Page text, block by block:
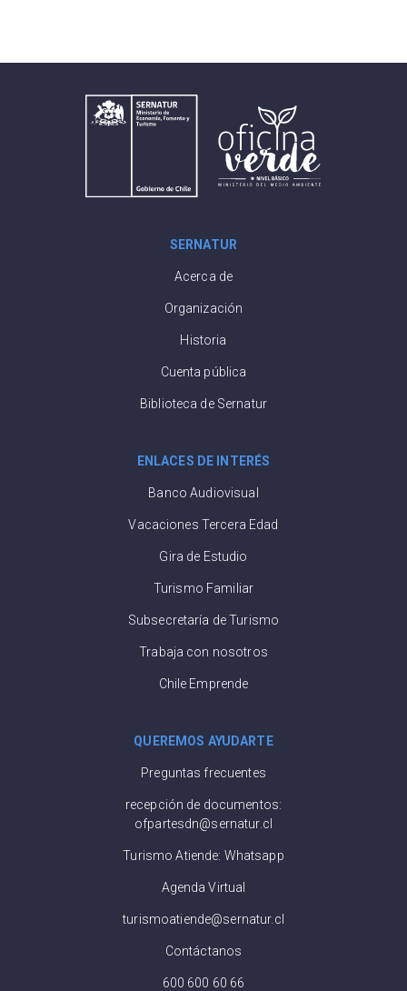
SERNATUR
Acerca de
Organización
Historia
Cuenta pública
Biblioteca de Sernatur
ENLACES DE INTERÉS
Banco Audiovisual
Vacaciones Tercera Edad
Gira de Estudio
Turismo Familiar
Subsecretaría de Turismo
Trabaja con nosotros
Chile Emprende
QUEREMOS AYUDARTE
Preguntas frecuentes
recepción de documentos:
ofpartesdn@sernatur.cl
Turismo Atiende: Whatsapp
Agenda Virtual
turismoatiende@sernatur.cl
Contáctanos
600 600 60 66